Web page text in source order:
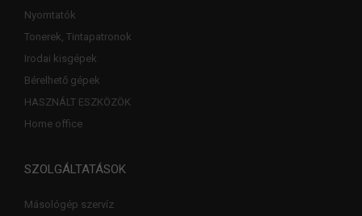
Nyomtatók
Tonerek, Tintapatronok
Irodai kisgépek
Bérelhető gépek
HASZNÁLT ESZKÖZÖK
Home office
SZOLGÁLTATÁSOK
Másológép szervíz